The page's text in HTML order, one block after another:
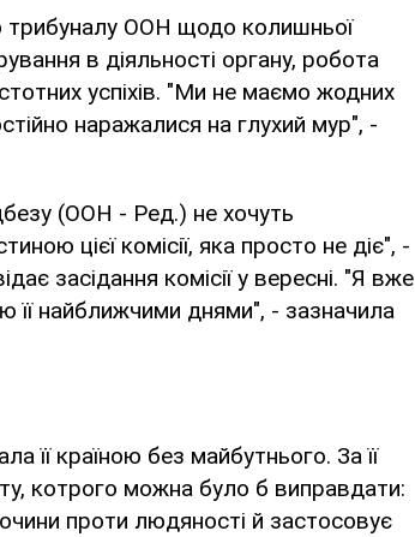
трибуналу ООН щодо колишньої
в діяльності органу, робота
успіхів. "Ми не маємо жодних
наражалися на глухий мур", -
(ООН - Ред.) не хочуть
цієї комісії, яка просто не діє", -
засідання комісії у вересні. "Я вже
її найближчими днями", - зазначила
її країною без майбутнього. За її
котрого можна було б виправдати:
проти людяності й застосовує